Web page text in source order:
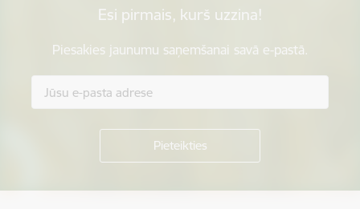
Esi pirmais, kurš uzzina!
Piesakies jaunumu saņemšanai savā e-pastā.